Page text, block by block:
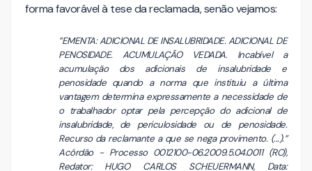
forma favorável à tese da reclamada, senão vejamos:
”EMENTA: ADICIONAL DE INSALUBRIDADE. ADICIONAL DE
PENOSIDADE. ACUMULAÇÃO VEDADA. Incabível a
acumulação dos adicionais de insalubridade e
penosidade quando a norma que instituiu a última
vantagem determina expressamente a necessidade de
o trabalhador optar pela percepção do adicional de
insalubridade, de periculosidade ou de penosidade.
Recurso da reclamante a que se nega provimento. (...).”
Acórdão - Processo 0012100-06.2009.5.04.0011 (RO),
Redator: HUGO CARLOS SCHEUERMANN, Data: